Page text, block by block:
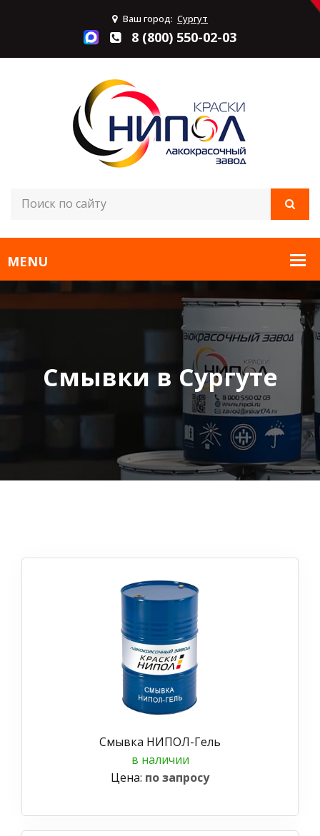
Ваш город: Сургут
8 (800) 550-02-03
Смывки в Сургуте
Смывка НИПОЛ-Гель
в наличии
Цена: по запросу